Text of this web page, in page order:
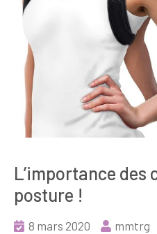
L’importance des
posture !
8 mars 2020 mmtrg